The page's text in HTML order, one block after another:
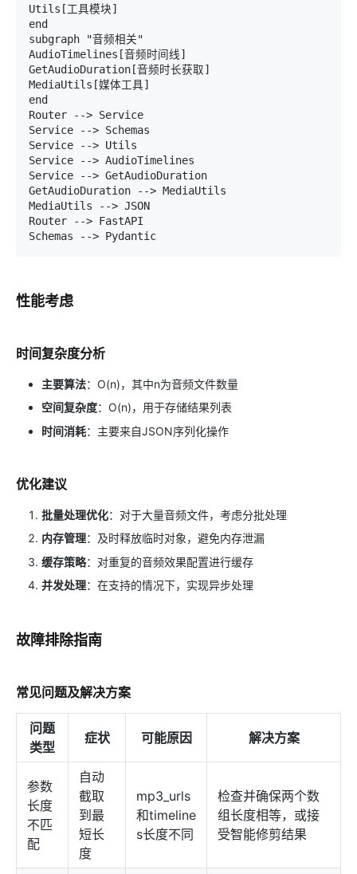
Utils[工具模块]
end
subgraph "音频相关"
AudioTimelines[音频时间线]
GetAudioDuration[音频时长获取]
MediaUtils[媒体工具]
end
Router --> Service
Service --> Schemas
Service --> Utils
Service --> AudioTimelines
Service --> GetAudioDuration
GetAudioDuration --> MediaUtils
MediaUtils --> JSON
Router --> FastAPI
性能考虑
时间复杂度分析
主要算法：O(n)，其中n为音频文件数量
空间复杂度：O(n)，用于存储结果列表
时间消耗：主要来自JSON序列化操作
优化建议
批量处理优化：对于大量音频文件，考虑分批处理
内存管理：及时释放临时对象，避免内存泄漏
缓存策略：对重复的音频效果配置进行缓存
并发处理：在支持的情况下，实现异步处理
故障排除指南
常见问题及解决方案
问题
类型
症状 可能原因 解决方案
参数
长度
不匹
配
自动
截取
到最
短长
度
mp3_urls
和timeline
s长度不同
检查并确保两个数
组长度相等，或接
受智能修剪结果